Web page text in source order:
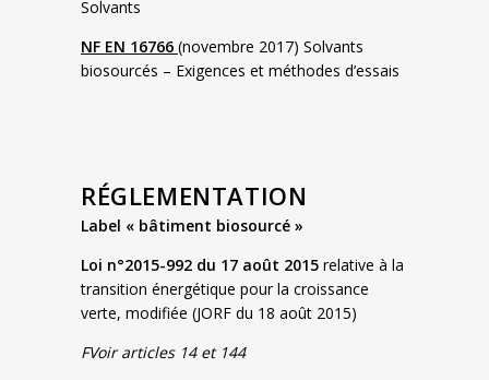
Solvants
NF EN 16766 (novembre 2017) Solvants
biosourcés – Exigences et méthodes d’essais
RÉGLEMENTATION
Label « bâtiment biosourcé »
Loi n°2015-992 du 17 août 2015 relative à la
transition énergétique pour la croissance
verte, modifiée (JORF du 18 août 2015)
FVoir articles 14 et 144